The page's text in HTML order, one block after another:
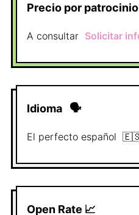
Precio por patrocinio
A consultar Solicitar
Idioma 🗣
El perfecto español
Open Rate 📈